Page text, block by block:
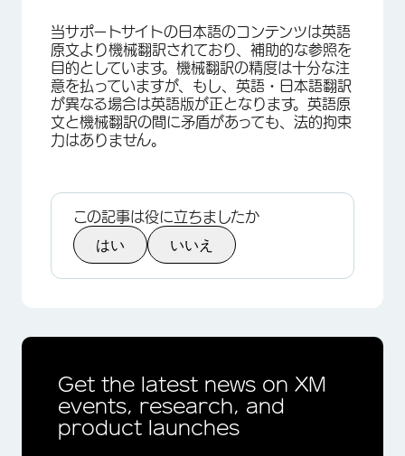
当サポートサイトの日本語のコンテンツは英語
原文より機械翻訳されており、補助的な参照を
目的としています。機械翻訳の精度は十分な注
意を払っていますが、もし、英語・日本語翻訳
が異なる場合は英語版が正となります。英語原
文と機械翻訳の間に矛盾があっても、法的拘束
力はありません。
この記事は役に立ちましたか
はい いいえ
Get the latest news on XM
events, research, and
product launches